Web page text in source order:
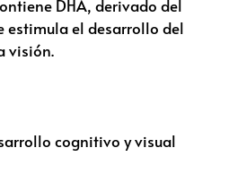
DHA, derivado del
estimula el desarrollo del
visión.
cognitivo y visual